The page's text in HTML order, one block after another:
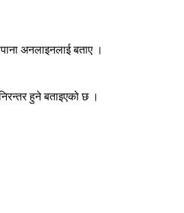
अनलाइनलाई बताए ।
हुने बताइएको छ ।